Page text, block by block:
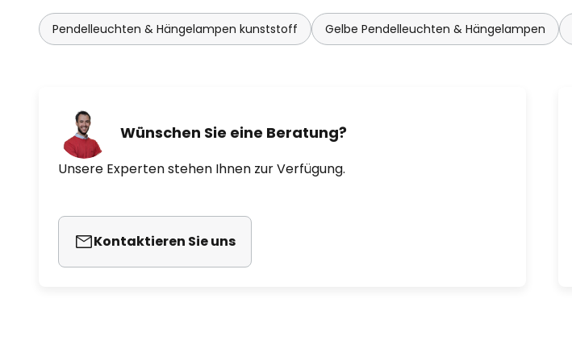
Pendelleuchten & Hängelampen kunststoff Gelbe Pendelleuchten & Hängelampen
Wünschen Sie eine Beratung?
Unsere Experten stehen Ihnen zur Verfügung.
Kontaktieren Sie uns